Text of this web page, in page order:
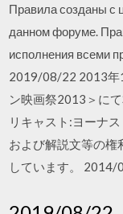
Правила созданы с
данном форуме.
исполнения всеми
2019/08/22 2013年
ン映画祭2013＞に
リキャスト:ヨーナ
および解説文等の権
しています。 2014/